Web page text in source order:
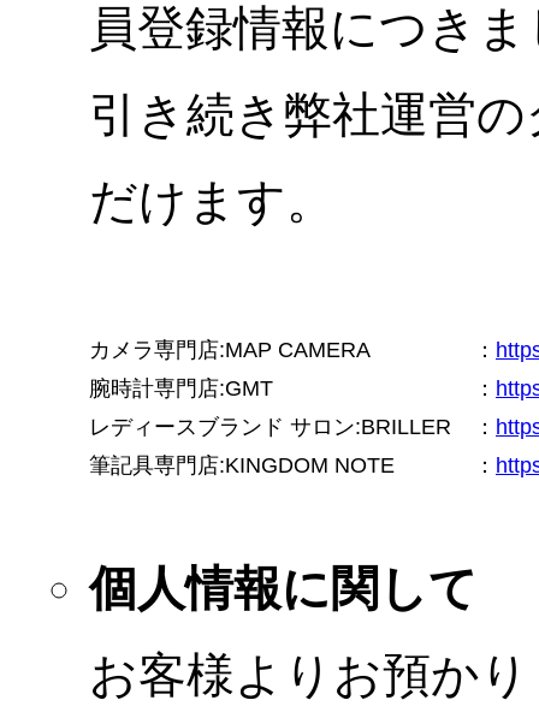
員登録情報につき
引き続き弊社運営
だけます。
カメラ専門店:MAP CAMERA ：
腕時計専門店:GMT
：
レディースブランド サロン:BRILLER
：
筆記具専門店:KINGDOM NOTE
：
個人情報に関して
お客様よりお預か